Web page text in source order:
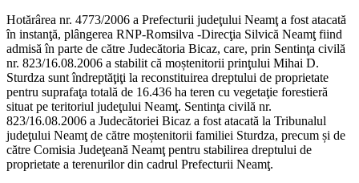
Hotărârea nr. 4773/2006 a Prefecturii judeţului Neamţ a fost atacată
în instanţă, plângerea RNP-Romsilva -Direcţia Silvică Neamţ fiind
admisă în parte de către Judecătoria Bicaz, care, prin Sentinţa civilă
nr. 823/16.08.2006 a stabilit că moștenitorii prinţului Mihai D.
Sturdza sunt îndreptăţiţi la reconstituirea dreptului de proprietate
pentru suprafaţa totală de 16.436 ha teren cu vegetaţie forestieră
situat pe teritoriul judeţului Neamţ. Sentinţa civilă nr.
823/16.08.2006 a Judecătoriei Bicaz a fost atacată la Tribunalul
judeţului Neamţ de către moștenitorii familiei Sturdza, precum și de
către Comisia Judeţeană Neamţ pentru stabilirea dreptului de
proprietate a terenurilor din cadrul Prefecturii Neamţ.